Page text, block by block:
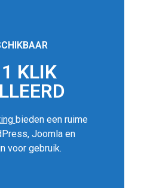
KLIK
bieden een ruime
Joomla en
voor gebruik.